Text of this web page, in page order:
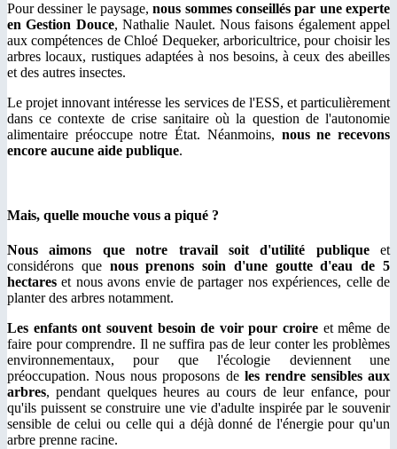
Pour dessiner le paysage,nous sommes conseillés par une experte
en Gestion Douce, Nathalie Naulet. Nous faisons également appel
aux compétences de Chloé Dequeker, arboricultrice, pour choisir les
arbres locaux, rustiques adaptées à nos besoins, à ceux des abeilles
et des autres insectes.
Le projet innovant intéresse les services de l'ESS, et particulièrement
dans ce contexte de crise sanitaire où la question de l'autonomie
alimentaire préoccupe notre État. Néanmoins, nous ne recevons
encore aucune aide publique.
Mais, quelle mouche vous a piqué ?
Nous aimons que notre travail soit d'utilité publiqueet
considérons que nous prenons soin d'une goutte d'eau de 5
hectares et nous avons envie de partager nos expériences, celle de
planter des arbres notamment.
Les enfants ont souvent besoin de voir pour croire et même de
faire pour comprendre. Il ne suffira pas de leur conter les problèmes
environnementaux, pour que l'écologie deviennent une
préoccupation. Nous nous proposons de les rendre sensibles aux
arbres, pendant quelques heures au cours de leur enfance, pour
qu'ils puissent se construire une vie d'adulte inspirée par le souvenir
sensible de celui ou celle qui a déjà donné de l'énergie pour qu'un
arbre prenne racine.